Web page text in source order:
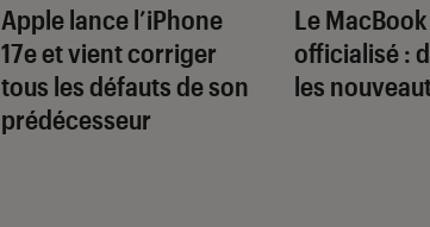
Apple lance l’iPhone
17e et vient corriger
tous les défauts de son
prédécesseur
Le
officialisé :
les